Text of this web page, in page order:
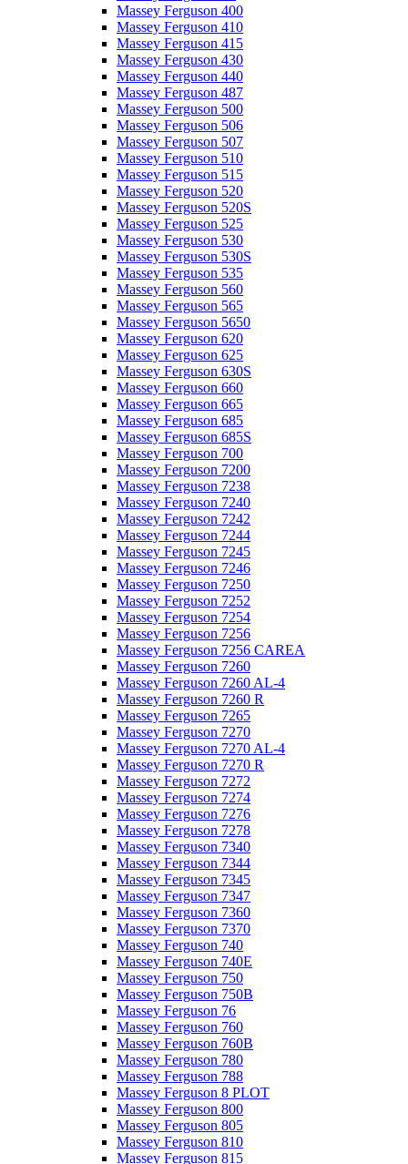
Massey Ferguson 400
Massey Ferguson 410
Massey Ferguson 415
Massey Ferguson 430
Massey Ferguson 440
Massey Ferguson 487
Massey Ferguson 500
Massey Ferguson 506
Massey Ferguson 507
Massey Ferguson 510
Massey Ferguson 515
Massey Ferguson 520
Massey Ferguson 520S
Massey Ferguson 525
Massey Ferguson 530
Massey Ferguson 530S
Massey Ferguson 535
Massey Ferguson 560
Massey Ferguson 565
Massey Ferguson 5650
Massey Ferguson 620
Massey Ferguson 625
Massey Ferguson 630S
Massey Ferguson 660
Massey Ferguson 665
Massey Ferguson 685
Massey Ferguson 685S
Massey Ferguson 700
Massey Ferguson 7200
Massey Ferguson 7238
Massey Ferguson 7240
Massey Ferguson 7242
Massey Ferguson 7244
Massey Ferguson 7245
Massey Ferguson 7246
Massey Ferguson 7250
Massey Ferguson 7252
Massey Ferguson 7254
Massey Ferguson 7256
Massey Ferguson 7256 CAREA
Massey Ferguson 7260
Massey Ferguson 7260 AL-4
Massey Ferguson 7260 R
Massey Ferguson 7265
Massey Ferguson 7270
Massey Ferguson 7270 AL-4
Massey Ferguson 7270 R
Massey Ferguson 7272
Massey Ferguson 7274
Massey Ferguson 7276
Massey Ferguson 7278
Massey Ferguson 7340
Massey Ferguson 7344
Massey Ferguson 7345
Massey Ferguson 7347
Massey Ferguson 7360
Massey Ferguson 7370
Massey Ferguson 740
Massey Ferguson 740E
Massey Ferguson 750
Massey Ferguson 750B
Massey Ferguson 76
Massey Ferguson 760
Massey Ferguson 760B
Massey Ferguson 780
Massey Ferguson 788
Massey Ferguson 8 PLOT
Massey Ferguson 800
Massey Ferguson 805
Massey Ferguson 810
Massey Ferguson 815